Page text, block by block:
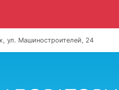
ул. Машиностроителей, 24